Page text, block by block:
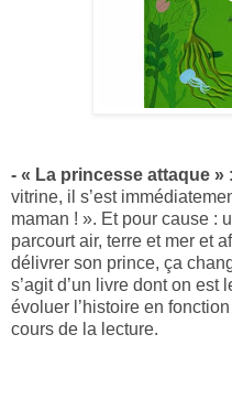
- « La princesse attaque »
vitrine, il s’est
maman ! ». Et pour cause :
parcourt air, terre et mer et
délivrer son prince, ça
s’agit d’un livre dont on est
évoluer l’histoire en
cours de la lecture.